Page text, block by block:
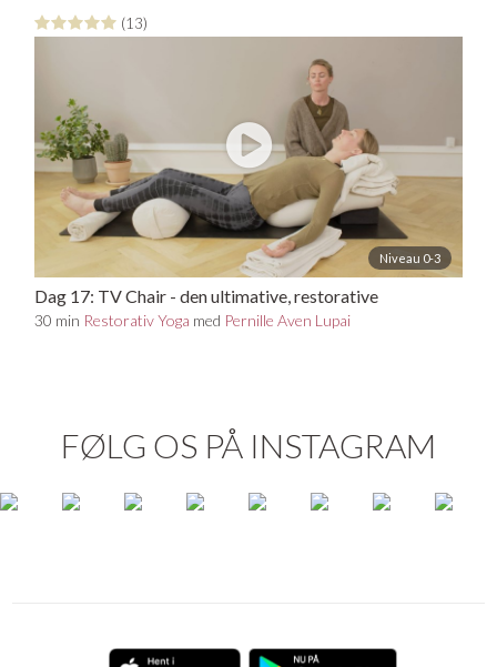
(13)
Niveau 0-3
Dag 17: TV Chair - den ultimative, restorative
stilling
30 min Restorativ Yoga med Pernille Aven Lupai
FØLG OS PÅ INSTAGRAM